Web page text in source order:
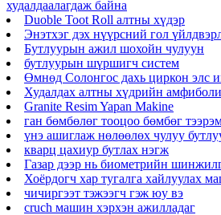
худалдаалагдаж байна
Duoble Toot Roll алтны хүдэр
Энэтхэг дэх нүүрсний гол
Бутлуурын ажил шохойн чулуун
бутлуурын шүршигч систем
Өмнөд Солонгос дахь циркон элс
Худалдах алтны хүдрийн
Granite Resim Yapan Makine
ган бөмбөлөг тооцоо бөмбөг
үнэ ашиглаж нөлөөлөх чулуу
кварц цахиур бутлах нэгж
Газар дээр нь биометрийн
Хоёрдогч хар тугалга хайлуулах
чичиргээт тэжээгч гэж юу вэ
cruch машин хэрхэн ажилладаг